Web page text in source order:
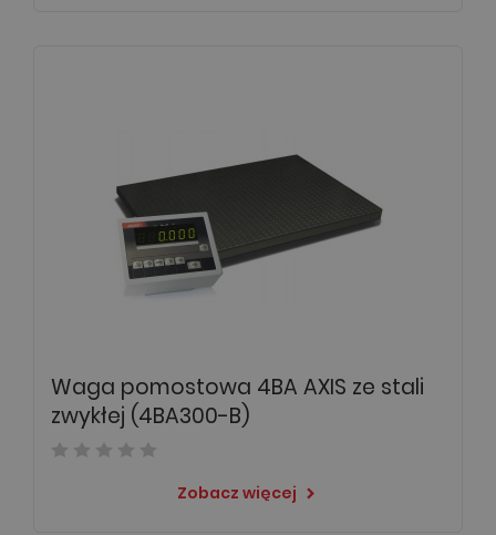
Waga pomostowa 4BA AXIS ze stali
zwykłej (4BA300-B)
Zobacz więcej keyboard_arrow_right